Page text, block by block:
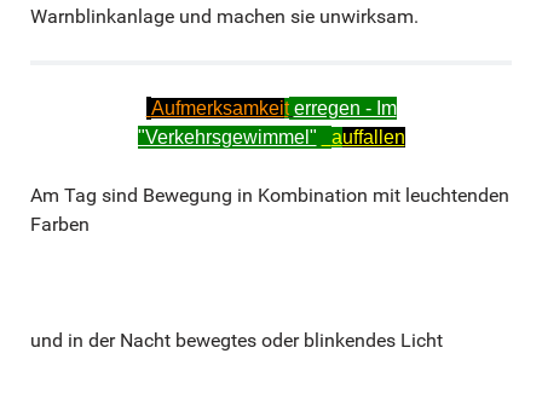
Warnblinkanlage und machen sie unwirksam.
Aufmerksamkeit erregen - Im
"Verkehrsgewimmel"
auffallen
Am Tag sind Bewegung in Kombination mit leuchtenden
Farben
und in der Nacht bewegtes oder blinkendes Licht